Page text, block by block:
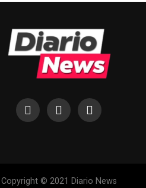
Copyright © 2021 Diario News